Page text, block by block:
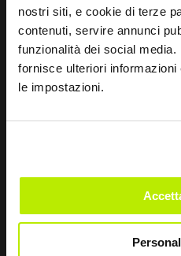
nostri siti, e cookie di terze
contenuti, servire annunci
funzionalità dei social
fornisce ulteriori
le impostazioni.